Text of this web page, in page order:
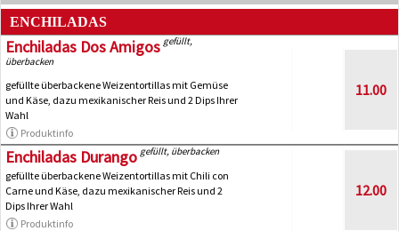
ENCHILADAS
Enchiladas Dos Amigos gefüllt,
überbacken
gefüllte überbackene Weizentortillas mit Gemüse
und Käse, dazu mexikanischer Reis und 2 Dips Ihrer
Wahl
Produktinfo
11.00
Enchiladas Durango gefüllt, überbacken
gefüllte überbackene Weizentortillas mit Chili con
Carne und Käse, dazu mexikanischer Reis und 2
Dips Ihrer Wahl
Produktinfo
12.00